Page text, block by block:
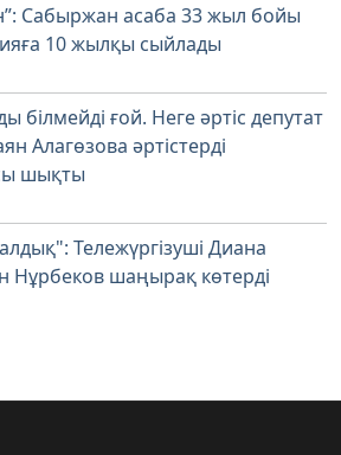
Сабыржан асаба 33 жыл бойы
10 жылқы сыйлады
білмейді ғой. Неге әртіс депутат
Алагөзова әртістерді
шықты
Тележүргізуші Диана
Нұрбеков шаңырақ көтерді